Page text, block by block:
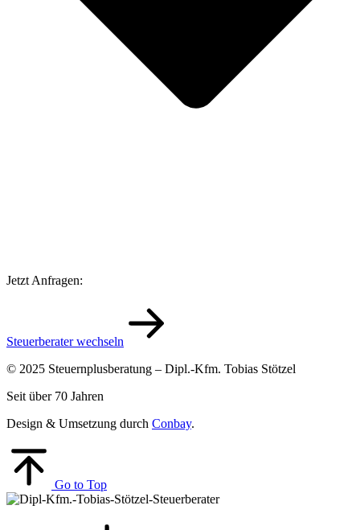
Jetzt Anfragen:
Steuerberater wechseln
© 2025 Steuernplusberatung – Dipl.-Kfm. Tobias Stötzel
Seit über 70 Jahren
Design & Umsetzung durch Conbay.
Go to Top